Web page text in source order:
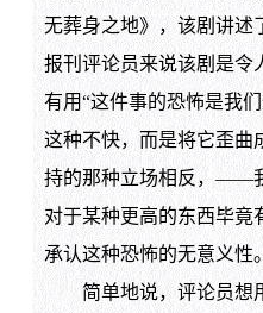
无葬身之地》，该剧讲述
报刊评论员来说该剧是令
有用“这件事的恐怖是我
这种不快，而是将它歪曲
持的那种立场相反，——
对于某种更高的东西毕竟
承认这种恐怖的无意义性。
简单地说，评论员想